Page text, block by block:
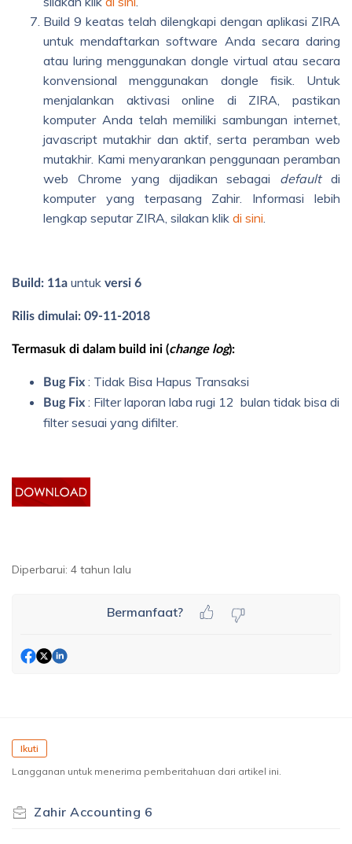
Build 9 keatas telah dilengkapi dengan aplikasi ZIRA
untuk mendaftarkan software Anda secara daring
atau luring menggunakan dongle virtual atau secara
konvensional menggunakan dongle fisik. Untuk
menjalankan aktivasi online di ZIRA, pastikan
komputer Anda telah memiliki sambungan internet,
javascript mutakhir dan aktif, serta peramban web
mutakhir. Kami menyarankan penggunaan peramban
web Chrome yang dijadikan sebagai defaultdi
komputer yang terpasang Zahir. Informasi lebih
lengkap seputar ZIRA, silakan klik di sini.
Build: 11a untuk versi 6
Rilis dimulai: 09-11-2018
Termasuk di dalam build ini (change log):
Bug Fix : Tidak Bisa Hapus Transaksi
Bug Fix : Filter laporan laba rugi 12 bulan tidak bisa di
filter sesuai yang difilter.
Diperbarui: 4 tahun lalu
Bermanfaat?
Ikuti
Langganan untuk menerima pemberitahuan dari artikel ini.
Zahir Accounting 6